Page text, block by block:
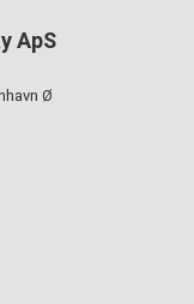
ApS
Ø